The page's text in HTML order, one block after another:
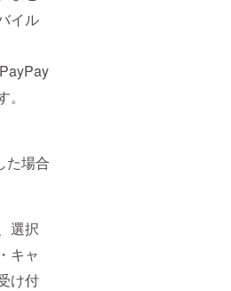
イル
た場合
選択
キャ
け付